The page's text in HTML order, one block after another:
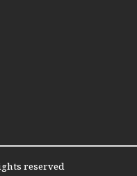
reserved